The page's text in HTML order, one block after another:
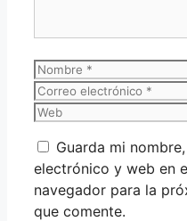
Nombre
Correo
electrónico
Web
Guarda mi
electrónico y web en
navegador para la
que comente.